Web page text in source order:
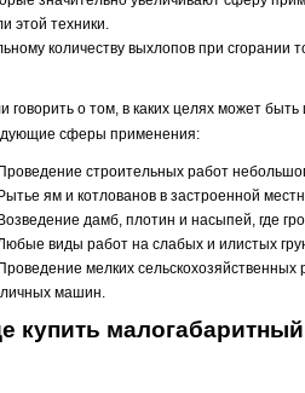
этой техники.
количеству выхлопов при сгорании
говорить о том, в каких целях может
сферы применения:
Проведение строительных работ
Рытье ям и котлованов в застроенной
Возведение дамб, плотин и насыпей, где
виды работ на слабых и илистых
Проведение мелких
машин.
купить